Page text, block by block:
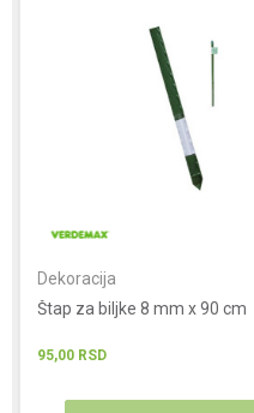
Dekoracija
Štap za biljke 8 mm x 90 cm
95,00 RSD